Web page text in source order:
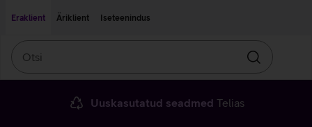
Eraklient
Äriklient Iseteenindus
Otsin
Uuskasutatud seadmed Telias